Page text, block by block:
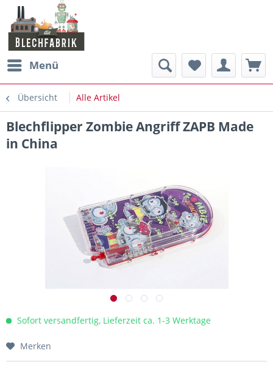
Menü
Übersicht Alle Artikel
Blechflipper Zombie Angriff ZAPB Made
in China
Sofort versandfertig, Lieferzeit ca. 1-3 Werktage
Merken